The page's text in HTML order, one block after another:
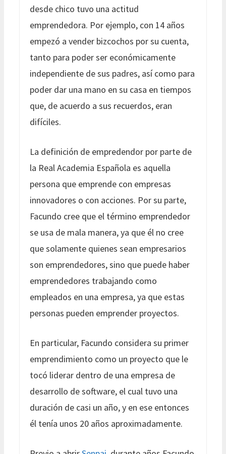
desde chico tuvo una actitud
emprendedora. Por ejemplo, con 14 años
empezó a vender bizcochos por su cuenta,
tanto para poder ser económicamente
independiente de sus padres, así como para
poder dar una mano en su casa en tiempos
que, de acuerdo a sus recuerdos, eran
difíciles.
La definición de empredendor por parte de
la Real Academia Española es aquella
persona que emprende con empresas
innovadores o con acciones. Por su parte,
Facundo cree que el término emprendedor
se usa de mala manera, ya que él no cree
que solamente quienes sean empresarios
son emprendedores, sino que puede haber
emprendedores trabajando como
empleados en una empresa, ya que estas
personas pueden emprender proyectos.
En particular, Facundo considera su primer
emprendimiento como un proyecto que le
tocó liderar dentro de una empresa de
desarrollo de software, el cual tuvo una
duración de casi un año, y en ese entonces
él tenía unos 20 años aproximadamente.